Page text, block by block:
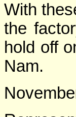
With
the
hold off
Nam.